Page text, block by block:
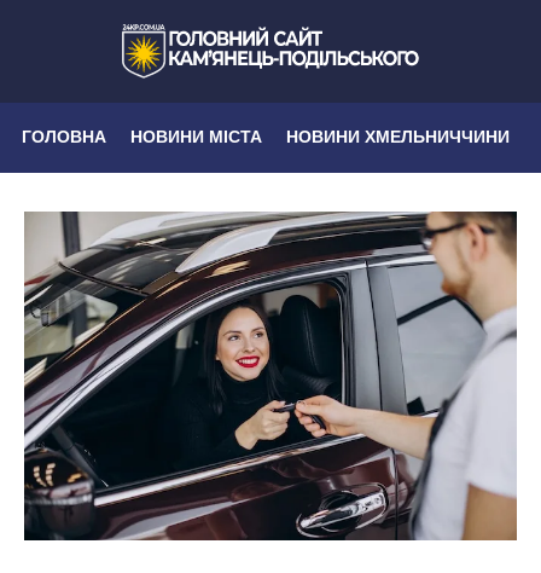
ГОЛОВНА НОВИНИ МІСТА НОВИНИ ХМЕЛЬНИЧЧИНИ